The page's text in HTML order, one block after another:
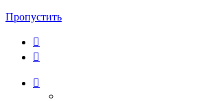
Пропустить